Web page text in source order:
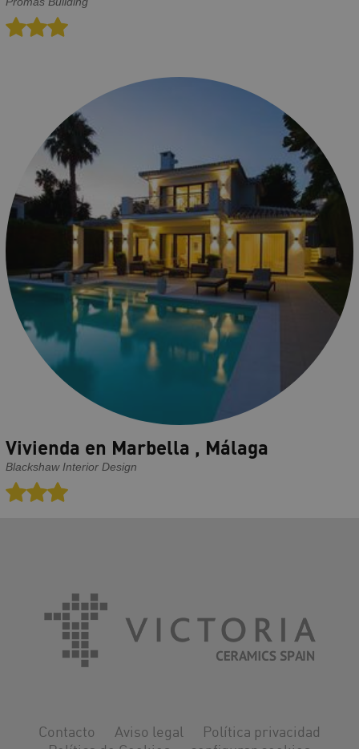
Vivienda en Marbella , Málaga
Blackshaw Interior Design
Contacto Aviso legal
Política privacidad